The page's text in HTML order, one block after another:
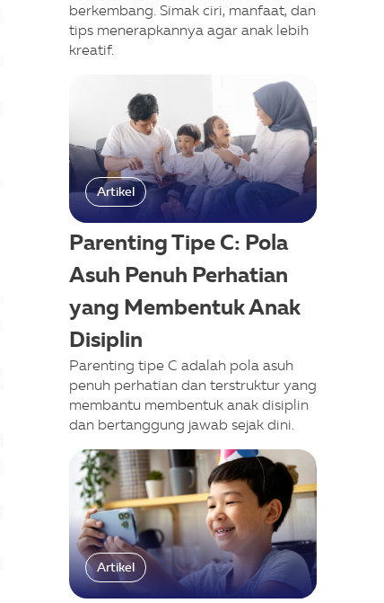
berkembang. Simak ciri, manfaat, dan
tips menerapkannya agar anak lebih
kreatif.
Artikel
Parenting Tipe C: Pola
Asuh Penuh Perhatian
yang Membentuk Anak
Disiplin
Parenting tipe C adalah pola asuh
penuh perhatian dan terstruktur yang
membantu membentuk anak disiplin
dan bertanggung jawab sejak dini.
Artikel